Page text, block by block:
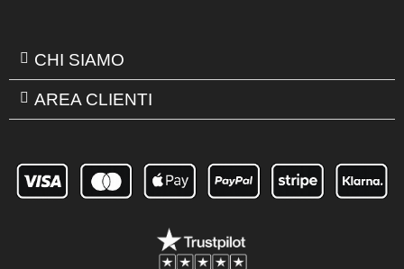
CHI SIAMO
AREA CLIENTI